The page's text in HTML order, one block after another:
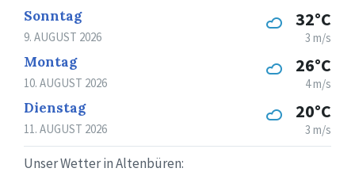
Sonntag
9. AUGUST 2026
32°C
3 m/s
Montag
10. AUGUST 2026
26°C
4 m/s
Dienstag
11. AUGUST 2026
20°C
3 m/s
Unser Wetter in Altenbüren: